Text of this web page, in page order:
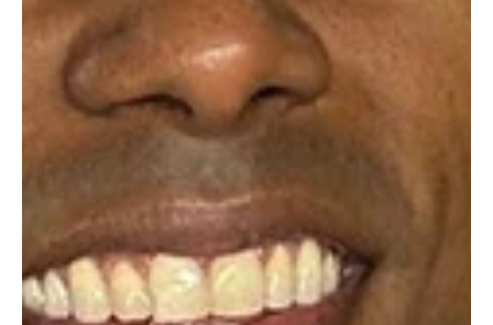
Flamengo ajusta meio-campo e amplia opções
no ataque para enfrentar o Bragantino
Foto: Ricardo Moreira/GettyImages O Flamengo se prepara para
encarar o Bragantino daqui a pouco , às 21h30, no Maracanã, pelo
Campeonato Brasileiro, com mudanças importantes no meio-
Luís não contará com Pulgar e Saúl, suspensos, e reorganiza o
setor para manter a equipe competitiva no momento decisivo da
temporada. A principal novidade deve ser o retorno de De la Cruz.
Recuperado das dores no joelho que o tiraram